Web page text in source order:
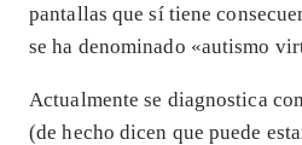
pantallas que sí tiene
se ha denominado «autismo
Actualmente se diagnostica
(de hecho dicen que puede